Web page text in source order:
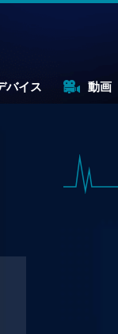
バイス 動画